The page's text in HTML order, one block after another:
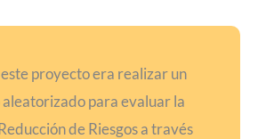
proyecto era realizar un
aleatorizado para evaluar la
de Riesgos a través